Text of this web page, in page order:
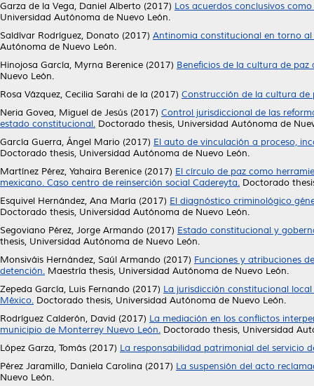
Garza de la Vega, Daniel Alberto (2017) Los acuerdos conclusivos
Universidad Autónoma de Nuevo León.
Saldívar Rodríguez, Donato (2017) Antinomia constitucional en torno
Autónoma de Nuevo León.
Hinojosa García, Myrna Berenice (2017) Beneficios de la cultura de
Nuevo León.
Rosa Vázquez, Cecilia Sarahi de la (2017) Construcción de la cultura de
Neria Govea, Miguel de Jesús (2017) Control jurisdiccional de las
estado constitucional. Doctorado thesis, Universidad Autónoma de
García Guerra, Ángel Mario (2017) El auto de vinculación a proceso,
Doctorado thesis, Universidad Autónoma de Nuevo León.
Martínez Pérez, Yahaira Berenice (2017) El círculo de paz como
mexicano. Caso centro de reinserción social Cadereyta. Doctorado
Esquivel Hernández, Ana María (2017) El diagnóstico criminológico
Doctorado thesis, Universidad Autónoma de Nuevo León.
Segoviano Pérez, Jorge Armando (2017) Estado constitucional y
thesis, Universidad Autónoma de Nuevo León.
Monsiváis Hernández, Saúl Armando (2017) Funciones y atribuciones
detención. Maestría thesis, Universidad Autónoma de Nuevo León.
Zepeda García, Luis Fernando (2017) La jurisdicción constitucional
México. Doctorado thesis, Universidad Autónoma de Nuevo León.
Rodríguez Calderón, David (2017) La mediación en los conflictos
municipio de Monterrey Nuevo León. Doctorado thesis, Universidad
López Garza, Tomás (2017) La responsabilidad patrimonial del servicio
Pérez Jaramillo, Daniela Carolina (2017) La suspensión del acto
Nuevo León.